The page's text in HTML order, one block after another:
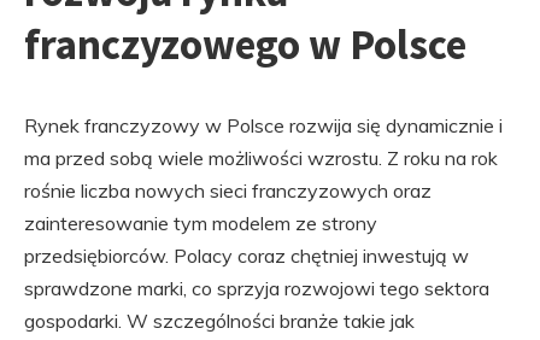
franczyzowego w Polsce
Rynek franczyzowy w Polsce rozwija się dynamicznie i
ma przed sobą wiele możliwości wzrostu. Z roku na rok
rośnie liczba nowych sieci franczyzowych oraz
zainteresowanie tym modelem ze strony
przedsiębiorców. Polacy coraz chętniej inwestują w
sprawdzone marki, co sprzyja rozwojowi tego sektora
gospodarki. W szczególności branże takie jak